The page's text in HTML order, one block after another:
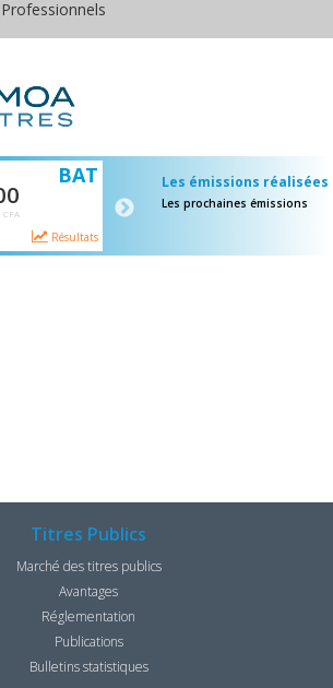
Professionnels
BAT
Résultats
65 000
Les émissions réalisées
Les prochaines émissions
Titres Publics
Marché des titres publics
Avantages
Réglementation
Publications
Bulletins statistiques